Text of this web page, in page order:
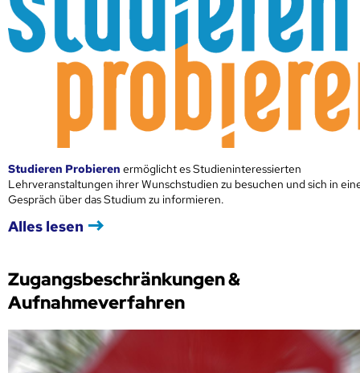
Studieren Probieren ermöglicht es Studieninteressierten
Lehrveranstaltungen ihrer Wunschstudien zu besuchen und sich in
Gespräch über das Studium zu informieren.
Alles lesen
Zugangsbeschränkungen &
Aufnahmeverfahren